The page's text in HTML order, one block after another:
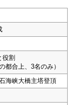
割
都合上、3名のみ）
海峡大橋主塔登頂